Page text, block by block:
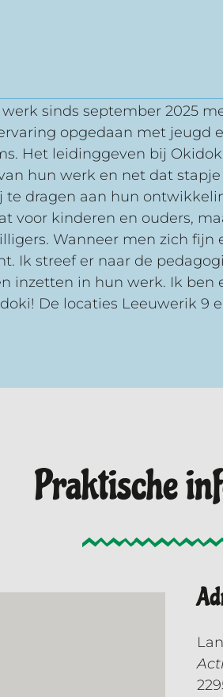
sinds september 2025
opgedaan met jeugd
Het leidinggeven bij
hun werk en net dat
te dragen aan hun
voor kinderen en ouders,
Wanneer men zich
Ik streef er naar de
inzetten in hun werk. Ik ben
De locaties Leeuwerik
Praktische